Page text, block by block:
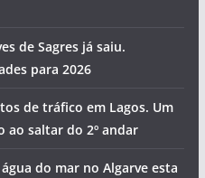
de Sagres já saiu.
para 2026
de tráfico em Lagos. Um
ao saltar do 2º andar
do mar no Algarve esta